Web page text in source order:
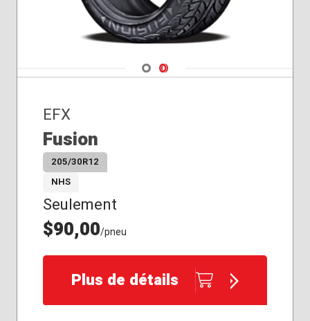
Navigate 1
Navigate 2
EFX
Fusion
205/30R12
NHS
Seulement
$90,00/pneu
Plus de détails